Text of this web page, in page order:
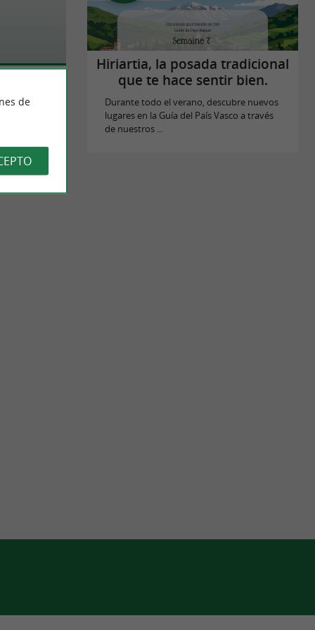
Hiriartia, la posada tradicional
que te hace sentir bien.
Durante todo el verano, descubre nuevos
lugares en la Guía del País Vasco a través
de nuestros ...
de